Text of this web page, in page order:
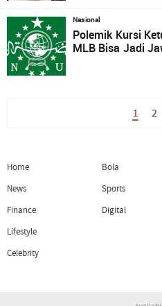
Nasional
Polemik Kursi
MLB Bisa Jadi
1 2
Home
News
Finance
Lifestyle
Celebrity
Bola
Sports
Digital